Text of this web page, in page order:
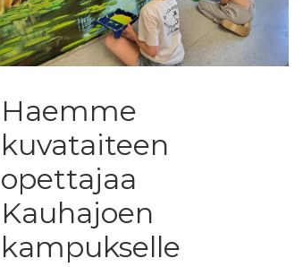
Haemme
kuvataiteen
opettajaa
Kauhajoen
kampukselle